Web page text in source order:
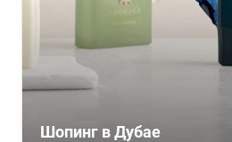
Шопинг в Дубае